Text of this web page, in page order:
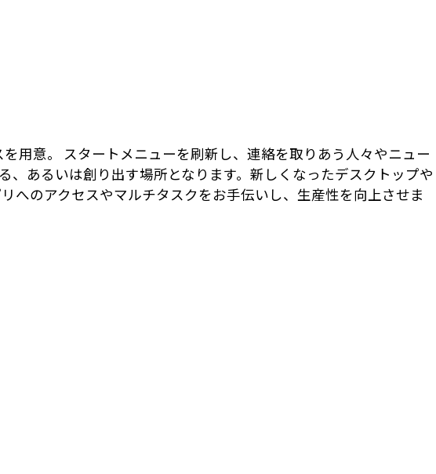
用意。 スタートメニューを刷新し、連絡を取りあう人々やニュー
あるいは創り出す場所となります。新しくなったデスクトップや
へのアクセスやマルチタスクをお手伝いし、生産性を向上させま